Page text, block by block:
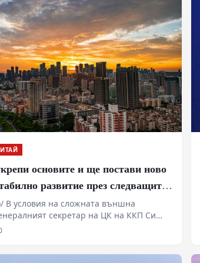
основите и ще постави ново
развитие през следващите
В условия на сложната външна
секретар на ЦК на ККП Си
основните стратегически задачи